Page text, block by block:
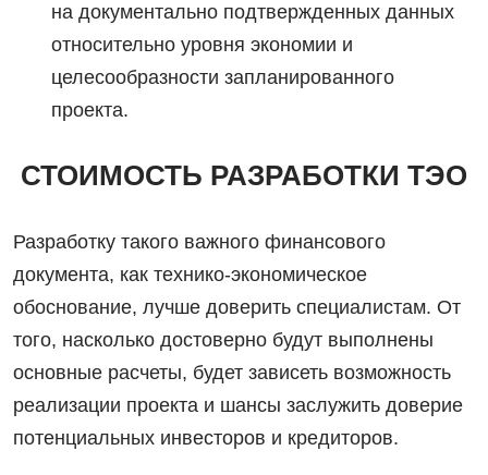
на документально подтвержденных данных
относительно уровня экономии и
целесообразности запланированного
проекта.
СТОИМОСТЬ РАЗРАБОТКИ ТЭО
Разработку такого важного финансового
документа, как технико-экономическое
обоснование, лучше доверить специалистам. От
того, насколько достоверно будут выполнены
основные расчеты, будет зависеть возможность
реализации проекта и шансы заслужить доверие
потенциальных инвесторов и кредиторов.